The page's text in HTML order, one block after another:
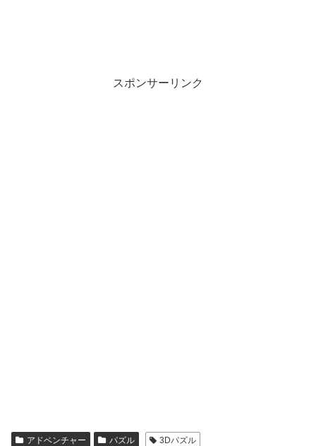
スポンサーリンク
アドベンチャー パズル
3Dパズル